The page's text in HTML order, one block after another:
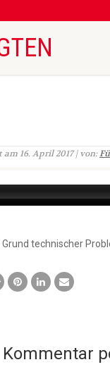
16. April 2017 | von:
Grund technischer
Kommentar